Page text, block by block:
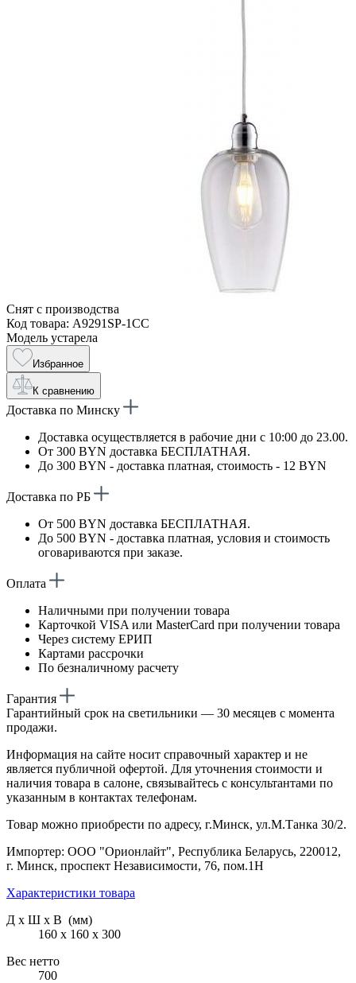
Снят с производства
Код товара: A9291SP-1CC
Модель устарела
Избранное
К сравнению
Доставка по Минску
Доставка осуществляется в рабочие дни с 10:00 до 23.00.
От 300 BYN доставка БЕСПЛАТНАЯ.
До 300 BYN - доставка платная, стоимость - 12 BYN
Доставка по РБ
От 500 BYN доставка БЕСПЛАТНАЯ.
До 500 BYN - доставка платная, условия и стоимость
оговариваются при заказе.
Оплата
Наличными при получении товара
Карточкой VISA или MasterCard при получении товара
Через систему ЕРИП
Картами рассрочки
По безналичному расчету
Гарантия
Гарантийный срок на светильники — 30 месяцев с момента
продажи.
Информация на сайте носит справочный характер и не
является публичной офертой. Для уточнения стоимости и
наличия товара в салоне, связывайтесь с консультантами по
указанным в контактах телефонам.
Товар можно приобрести по адресу, г.Минск, ул.М.Танка 30/2.
Импортер: ООО "Орионлайт", Республика Беларусь, 220012,
г. Минск, проспект Независимости, 76, пом.1Н
Характеристики товара
Д х Ш х В (мм)
160 х 160 х 300
Вес нетто
700